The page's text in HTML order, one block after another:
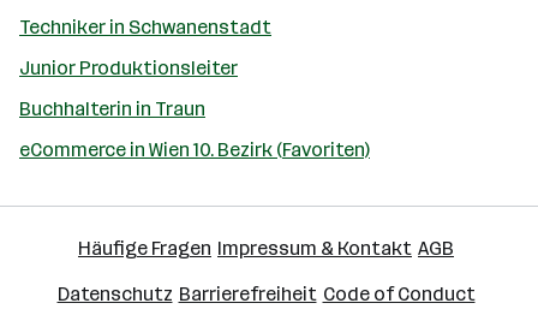
Techniker in Schwanenstadt
Junior Produktionsleiter
Buchhalterin in Traun
eCommerce in Wien 10. Bezirk (Favoriten)
Häufige Fragen Impressum & Kontakt AGB
Datenschutz Barrierefreiheit Code of Conduct